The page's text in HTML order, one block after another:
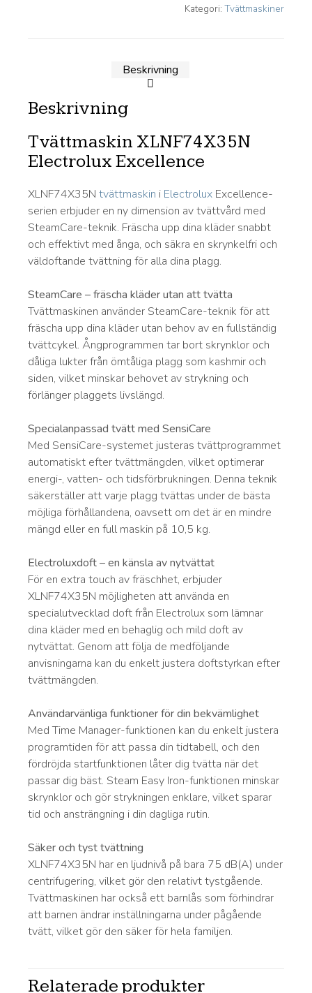
Kategori: Tvättmaskiner
Beskrivning
Beskrivning
Tvättmaskin XLNF74X35N
Electrolux Excellence
XLNF74X35N tvättmaskin i Electrolux Excellence-
serien erbjuder en ny dimension av tvättvård med
SteamCare-teknik. Fräscha upp dina kläder snabbt
och effektivt med ånga, och säkra en skrynkelfri och
väldoftande tvättning för alla dina plagg.
SteamCare – fräscha kläder utan att tvätta
Tvättmaskinen använder SteamCare-teknik för att
fräscha upp dina kläder utan behov av en fullständig
tvättcykel. Ångprogrammen tar bort skrynklor och
dåliga lukter från ömtåliga plagg som kashmir och
siden, vilket minskar behovet av strykning och
förlänger plaggets livslängd.
Specialanpassad tvätt med SensiCare
Med SensiCare-systemet justeras tvättprogrammet
automatiskt efter tvättmängden, vilket optimerar
energi-, vatten- och tidsförbrukningen. Denna teknik
säkerställer att varje plagg tvättas under de bästa
möjliga förhållandena, oavsett om det är en mindre
mängd eller en full maskin på 10,5 kg.
Electroluxdoft – en känsla av nytvättat
För en extra touch av fräschhet, erbjuder
XLNF74X35N möjligheten att använda en
specialutvecklad doft från Electrolux som lämnar
dina kläder med en behaglig och mild doft av
nytvättat. Genom att följa de medföljande
anvisningarna kan du enkelt justera doftstyrkan efter
tvättmängden.
Användarvänliga funktioner för din bekvämlighet
Med Time Manager-funktionen kan du enkelt justera
programtiden för att passa din tidtabell, och den
fördröjda startfunktionen låter dig tvätta när det
passar dig bäst. Steam Easy Iron-funktionen minskar
skrynklor och gör strykningen enklare, vilket sparar
tid och ansträngning i din dagliga rutin.
Säker och tyst tvättning
XLNF74X35N har en ljudnivå på bara 75 dB(A) under
centrifugering, vilket gör den relativt tystgående.
Tvättmaskinen har också ett barnlås som förhindrar
att barnen ändrar inställningarna under pågående
tvätt, vilket gör den säker för hela familjen.
Relaterade produkter